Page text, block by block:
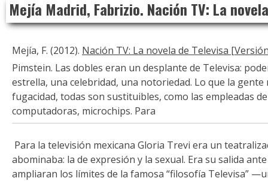
content
Mejía Madrid, Fabrizio. Nación TV: La
Mejía, F. (2012). Nación TV: La novela de Televisa
Pimstein. Las dobles eran un desplante de Televisa:
estrella, una celebridad, una notoriedad. Lo que la gente
fugacidad, todas son sustituibles, como las empleadas
computadoras, microchips. Para
Para la televisión mexicana Gloria Trevi era un
abominaba: la de expresión y la sexual. Era su salida
ampliaran los límites de la famosa “filosofía Televisa”